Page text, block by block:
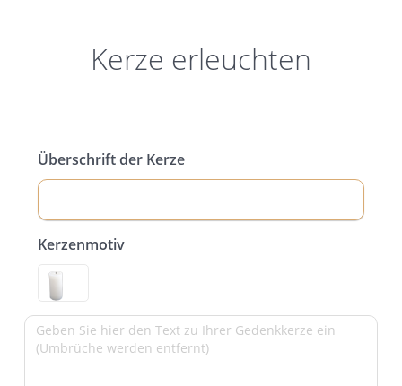
Kerze erleuchten
Überschrift der Kerze
Kerzenmotiv